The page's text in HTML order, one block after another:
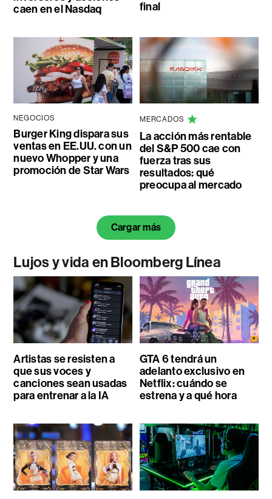
caen en el Nasdaq
final
NEGOCIOS
Burger King dispara sus
ventas en EE.UU. con un
nuevo Whopper y una
promoción de Star Wars
MERCADOS
La acción más rentable
del S&P 500 cae con
fuerza tras sus
resultados: qué
preocupa al mercado
Cargar más
Lujos y vida en Bloomberg Línea
Artistas se resisten a
que sus voces y
canciones sean usadas
para entrenar a la IA
GTA 6 tendrá un
adelanto exclusivo en
Netflix: cuándo se
estrena y a qué hora